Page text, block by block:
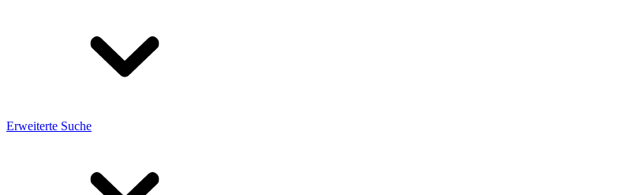
Erweiterte Suche